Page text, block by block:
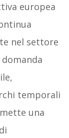
europea
nel settore
temporali
una